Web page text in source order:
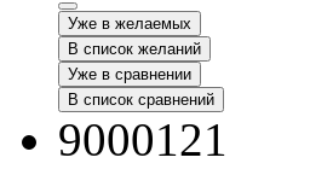
Уже в желаемых
В список желаний
Уже в сравнении
В список сравнений
9000121